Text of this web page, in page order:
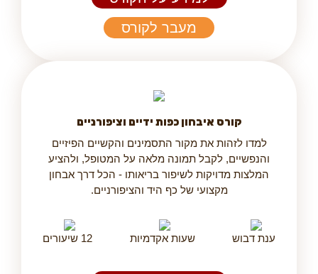
מעבר לקורס
קורס איבחון כפות ידיים וציפורניים
למדו לזהות את מקור התסמינים והקשיים הפיזיים
והנפשיים, לקבל תמונה מלאה על המטופל, ולהציע
המלצות מדויקות לשיפור בריאותו - הכל דרך אבחון
מקצועי של כף היד והציפורניים.
ענת דבוש שעות אקדמיות 12 שיעורים